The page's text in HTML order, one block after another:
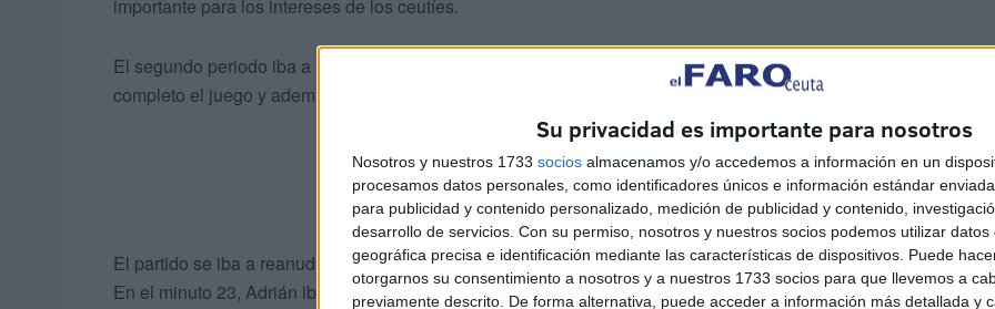
Su privacidad es importante para nosotros
Nosotros y nuestros 1733 socios almacenamos y/o accedemos a información en un
procesamos datos personales, como identificadores únicos e información estándar
para publicidad y contenido personalizado, medición de publicidad y contenido,
desarrollo de servicios. Con su permiso, nosotros y nuestros socios podemos utilizar datos
geográfica precisa e identificación mediante las características de dispositivos. Puede
otorgarnos su consentimiento a nosotros y a nuestros 1733 socios para que llevemos a
previamente descrito. De forma alternativa, puede acceder a información más detallada y
importante para los intereses de los ceutíes.
El segundo periodo iba a ser totalmente distinto al primero. La Real Sociedad Pantera dominó por
completo el juego y además se encontró con los goles.
El partido se iba a reanudar con 4-1 en contra para los ceutíes, pero restaba mucho partido por delante.
En el minuto 23, Adrián iba a marcar el segundo gol y daba esperanzas a su equipo.